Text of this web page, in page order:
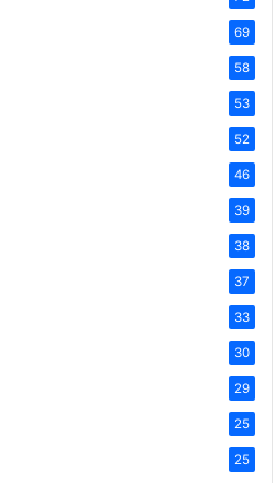
69
58
53
52
46
39
38
37
33
30
29
25
25